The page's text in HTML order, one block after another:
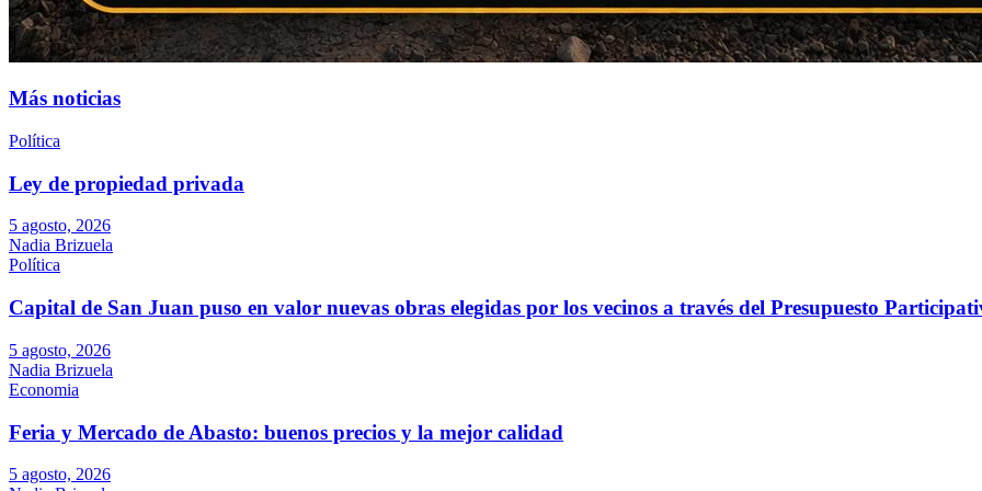
Más noticias
Política
Ley de propiedad privada
5 agosto, 2026
Nadia Brizuela
Política
Capital de San Juan puso en valor nuevas obras elegidas por los vecinos a través del Presupuesto
5 agosto, 2026
Nadia Brizuela
Economia
Feria y Mercado de Abasto: buenos precios y la mejor calidad
5 agosto, 2026